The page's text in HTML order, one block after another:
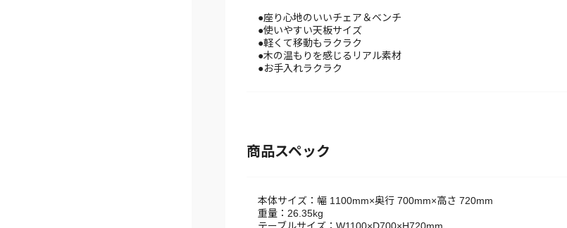
●座り心地のいいチェア＆ベンチ
●使いやすい天板サイズ
●軽くて移動もラクラク
●木の温もりを感じるリアル素材
●お手入れラクラク
商品スペック
本体サイズ：幅 1100mm×奥行 700mm×高さ 720mm
重量：26.35kg